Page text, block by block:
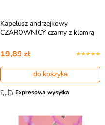
Kapelusz andrzejkowy
CZAROWNICY czarny z klamrą
19,89 zł
do koszyka
Expresowa wysyłka